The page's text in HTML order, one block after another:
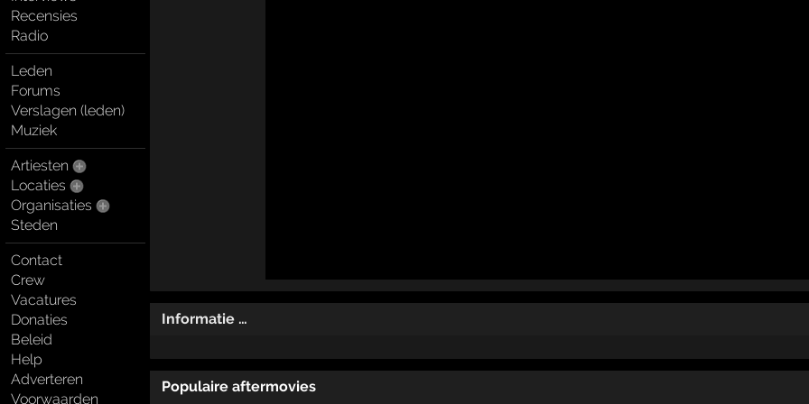
Recensies
Radio
Leden
Forums
Verslagen (leden)
Muziek
Artiesten
Locaties
Organisaties
Steden
Contact
Crew
Vacatures
Donaties
Beleid
Help
Adverteren
Voorwaarden
Informatie …
Populaire aftermovies